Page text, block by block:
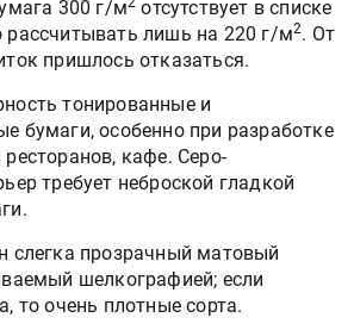
300 г/м
отсутствует в списке
лишь на 220 г/м2. От
пришлось отказаться.
тонированные и
бумаги, особенно при разработке
кафе. Серо-
требует неброской гладкой
слегка прозрачный матовый
шелкографией; если
то очень плотные сорта.